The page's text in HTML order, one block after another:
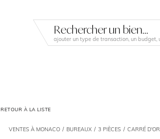
Rechercher un bien...
RETOUR À LA LISTE
VENTES À MONACO BUREAUX 3 PIÈCES CARRÉ D'OR